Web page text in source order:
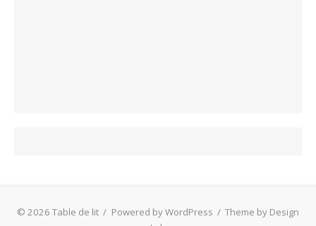
© 2026 Table de lit / Powered by WordPress / Theme by Design